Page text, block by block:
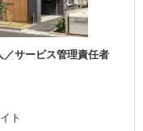
サービス管理責任者
ト